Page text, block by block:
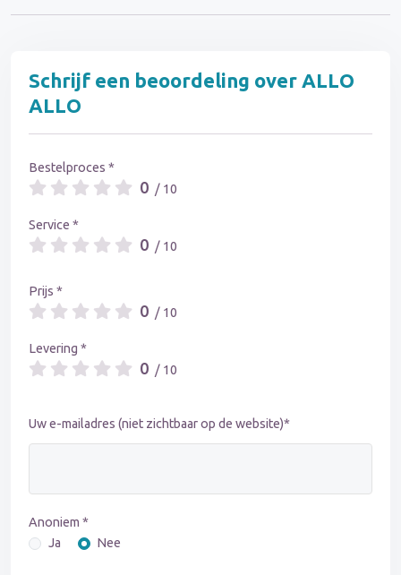
Schrijf een beoordeling over ALLO
ALLO
Bestelproces *
0 / 10
Service *
0 / 10
Prijs *
0 / 10
Levering *
0 / 10
Uw e-mailadres (niet zichtbaar op de website)*
Anoniem *
Ja
Nee